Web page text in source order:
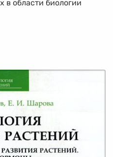
в области биологии